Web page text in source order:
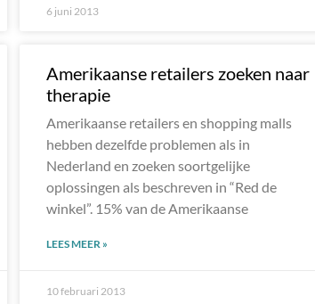
6 juni 2013
Amerikaanse retailers zoeken naar
therapie
Amerikaanse retailers en shopping malls
hebben dezelfde problemen als in
Nederland en zoeken soortgelijke
oplossingen als beschreven in “Red de
winkel”. 15% van de Amerikaanse
LEES MEER »
10 februari 2013